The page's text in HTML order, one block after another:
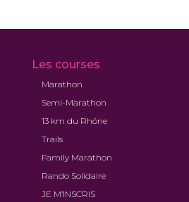
Les courses
Marathon
Semi-Marathon
13 km du Rhône
Trails
Family Marathon
Rando Solidaire
JE M’INSCRIS